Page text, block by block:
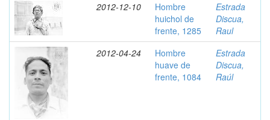
2012-12-10
Hombre
huichol de
frente, 1285
Estrada
Discua,
Raul
2012-04-24
Hombre
huave de
frente, 1084
Estrada
Discua,
Raúl